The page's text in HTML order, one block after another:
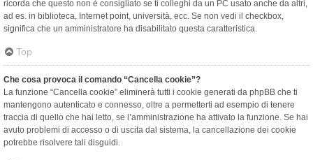
ricorda che questo non è consigliato se ti colleghi da un PC usato anche da altri,
ad es. in biblioteca, Internet point, università, ecc. Se non vedi il checkbox,
significa che un amministratore ha disabilitato questa caratteristica.
Top
Che cosa provoca il comando “Cancella cookie”?
La funzione “Cancella cookie” eliminerà tutti i cookie generati da phpBB che ti
mantengono autenticato e connesso, oltre a permetterti ad esempio di tenere
traccia di quello che hai letto, se l’amministrazione ha attivato la funzione. Se hai
avuto problemi di accesso o di uscita dal sistema, la cancellazione dei cookie
potrebbe risolvere tali disguidi.